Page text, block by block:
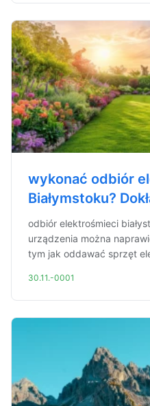
wykonać odbiór
Białymstoku?
odbiór elektrośmieci
urządzenia można
tym jak oddawać sprzęt
30.11.-0001